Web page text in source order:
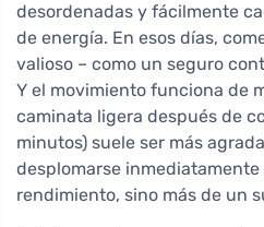
desordenadas y fácilmente
de energía. En esos días,
valioso – como un seguro
Y el movimiento funciona de
caminata ligera después de
minutos) suele ser más
desplomarse
rendimiento, sino más de un